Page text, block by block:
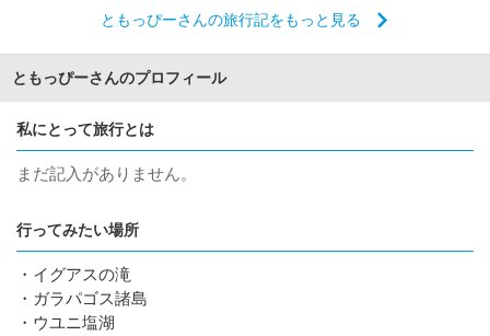
ともっぴーさんの旅行記をもっと見る
ともっぴーさんのプロフィール
私にとって旅行とは
まだ記入がありません。
行ってみたい場所
・イグアスの滝
・ガラパゴス諸島
・ウユニ塩湖